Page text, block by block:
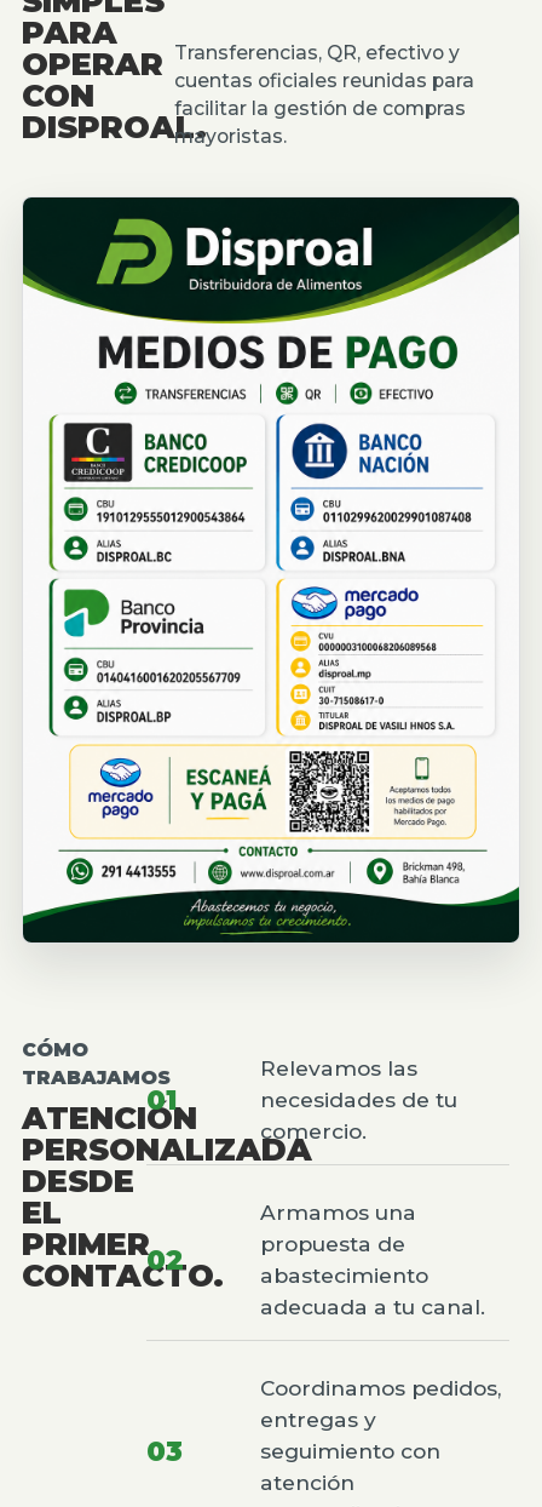
PARA
OPERAR
CON
DISPROAL.
Transferencias, QR, efectivo y
cuentas oficiales reunidas para
facilitar la gestión de compras
mayoristas.
CÓMO
TRABAJAMOS
ATENCIÓN
PERSONALIZADA
DESDE
EL
PRIMER
CONTACTO.
01
Relevamos las
necesidades de tu
comercio.
02
Armamos una
propuesta de
abastecimiento
adecuada a tu canal.
03
Coordinamos pedidos,
entregas y
seguimiento con
atención